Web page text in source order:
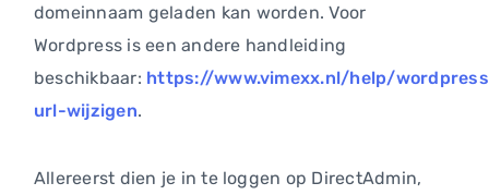
domeinnaam geladen kan worden. Voor
Wordpress is een andere handleiding
beschikbaar: https://www.vimexx.nl/help/
url-wijzigen.
Allereerst dien je in te loggen op DirectAdmin,